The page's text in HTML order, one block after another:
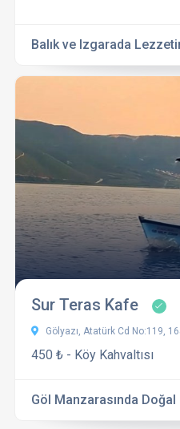
Balık ve Izgarada
Sur Teras Kafe
Gölyazı, Atatürk Cd No:119,
450 ₺ - Köy Kahvaltısı
Göl Manzarasında